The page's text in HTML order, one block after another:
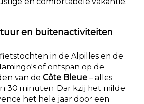
en buitenactiviteiten
in de Alpilles en de
of ontspan op de
van de Côte Bleue – alles
30 minuten. Dankzij het milde
het hele jaar door een